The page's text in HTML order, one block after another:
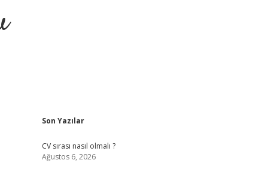
Sidebar
Son Yazılar
CV sırası nasıl olmalı ?
Ağustos 6, 2026